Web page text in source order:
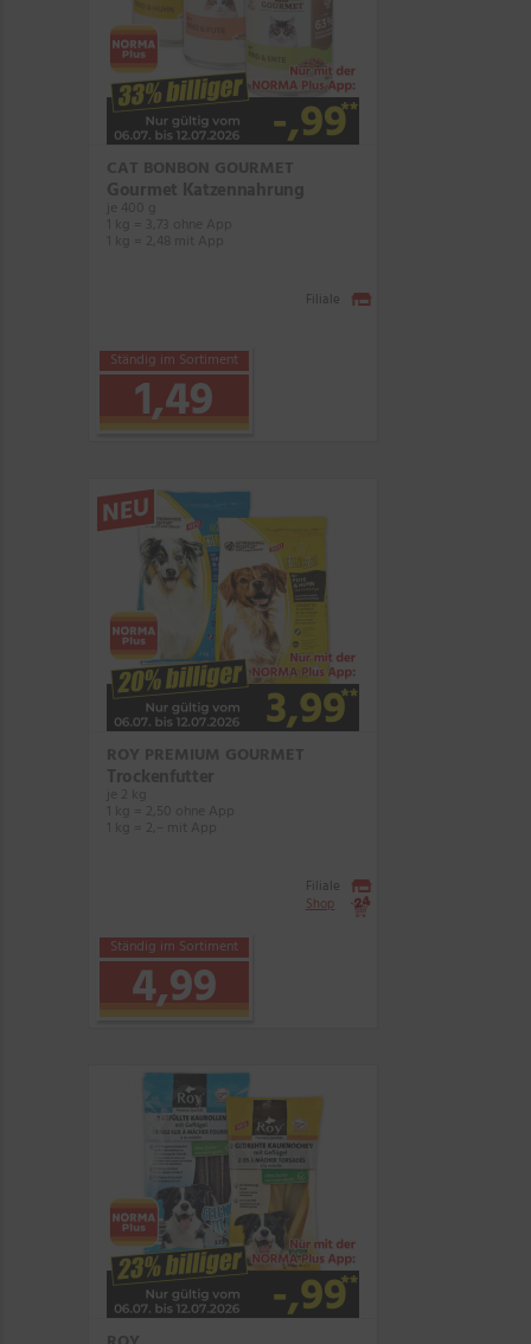
CAT BONBON GOURMET
Gourmet Katzennahrung
1 kg = 3,73 ohne App
1 kg = 2,48 mit App
Ständig im Sortiment
1,49
Filiale
NEU
ROY PREMIUM GOURMET
Trockenfutter
1 kg = 2,50 ohne App
1 kg = 2,– mit App
Ständig im Sortiment
4,99
Filiale
Shop